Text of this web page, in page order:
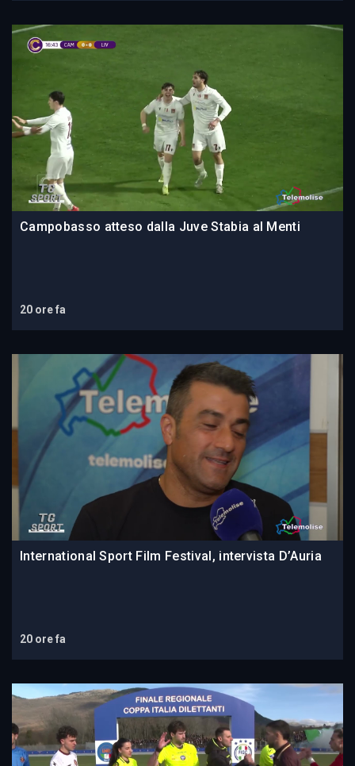
Campobasso atteso dalla Juve Stabia al Menti
20 ore fa
International Sport Film Festival, intervista D’Auria
20 ore fa